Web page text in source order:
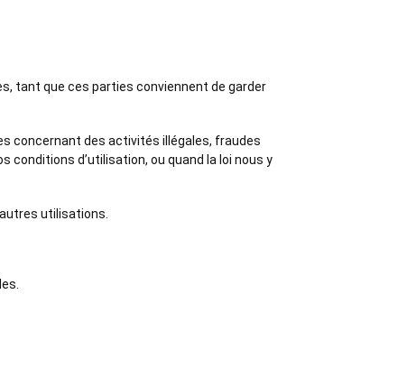
tant que ces parties conviennent de garder
concernant des activités illégales, fraudes
d’utilisation, ou quand la loi nous y
utilisations.